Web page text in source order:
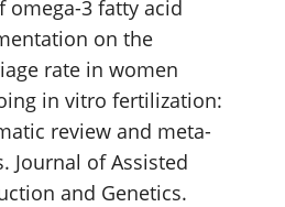
omega-3 fatty acid
on the
rate in women
in vitro fertilization:
review and meta-
Journal of Assisted
and Genetics.